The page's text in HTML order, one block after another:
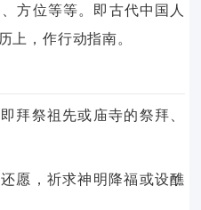
方位等等。即古代中国人
上，作行动指南。
拜祭祖先或庙寺的祭拜、
愿，祈求神明降福或设醮